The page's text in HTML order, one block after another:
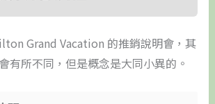
Grand Vacation 的推銷說明會，其
有所不同，但是概念是大同小異的。